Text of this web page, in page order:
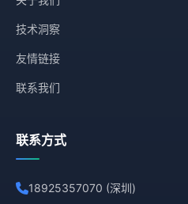
技术洞察
友情链接
联系我们
联系方式
18925357070 (深圳)